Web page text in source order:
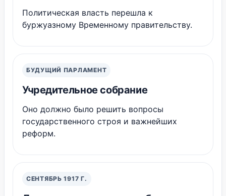
Политическая власть перешла к
буржуазному Временному правительству.
БУДУЩИЙ ПАРЛАМЕНТ
Учредительное собрание
Оно должно было решить вопросы
государственного строя и важнейших
реформ.
СЕНТЯБРЬ 1917 Г.